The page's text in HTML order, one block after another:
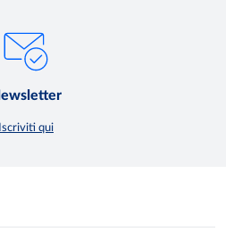
Iscriviti qui